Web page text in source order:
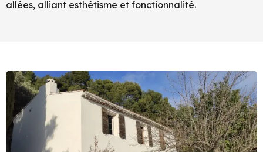
allées, alliant esthétisme et fonctionnalité.